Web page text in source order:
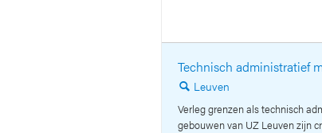
Technisch administratief
🔍 Leuven
Verleg grenzen als technisch
gebouwen van UZ Leuven zijn